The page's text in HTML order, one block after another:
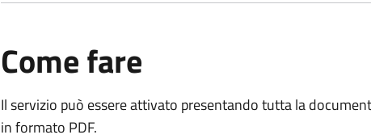
Come fare
Il servizio può essere attivato presentando tutta la
in formato PDF.